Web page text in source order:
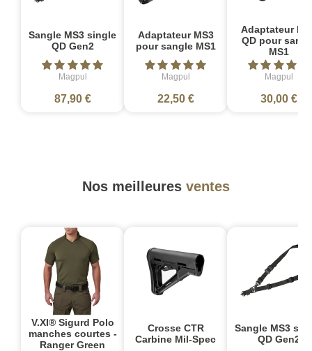
Sangle MS3 single
QD Gen2
Magpul
87,90 €
Adaptateur MS3
pour sangle MS1
Magpul
22,50 €
Adaptateur
QD pour
MS1
Magpul
30,00 €
Nos meilleures ventes
V.XI® Sigurd Polo
manches courtes -
Ranger Green
Crosse CTR
Carbine Mil-Spec
Sangle MS3
QD Gen2